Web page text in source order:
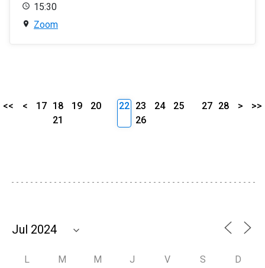
15:30
Zoom
<< < 17 18 19
20
21
22 23 24
25
26
27 28 > >>
L M M J V S D